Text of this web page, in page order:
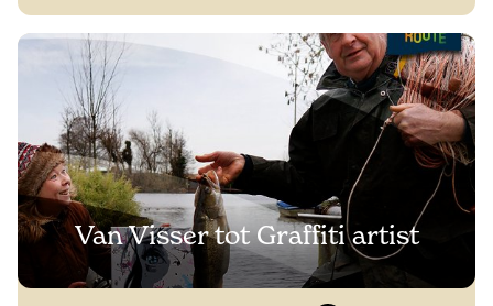
Van Visser tot Graffiti artist